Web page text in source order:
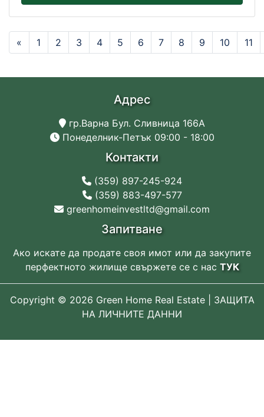
« 1 2 3 4 5 6 7 8 9 10 11
Адрес
гр.Варна Бул. Сливница 166А
Понеделник-Петък 09:00 - 18:00
Контакти
(359) 897-245-924
(359) 883-497-577
greenhomeinvestltd@gmail.com
Запитване
Ако искате да продате своя имот или да закупите
перфектното жилище свържете се с нас ТУК
Copyright © 2026 Green Home Real Estate | ЗАЩИТА
НА ЛИЧНИТЕ ДАННИ